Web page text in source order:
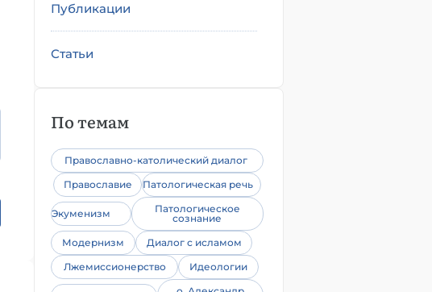
Публикации
Статьи
По темам
Православно-католический диалог
Православие
Патологическая речь
Экуменизм
Патологическое
сознание
Модернизм
Диалог с исламом
Лжемиссионерство
Идеологии